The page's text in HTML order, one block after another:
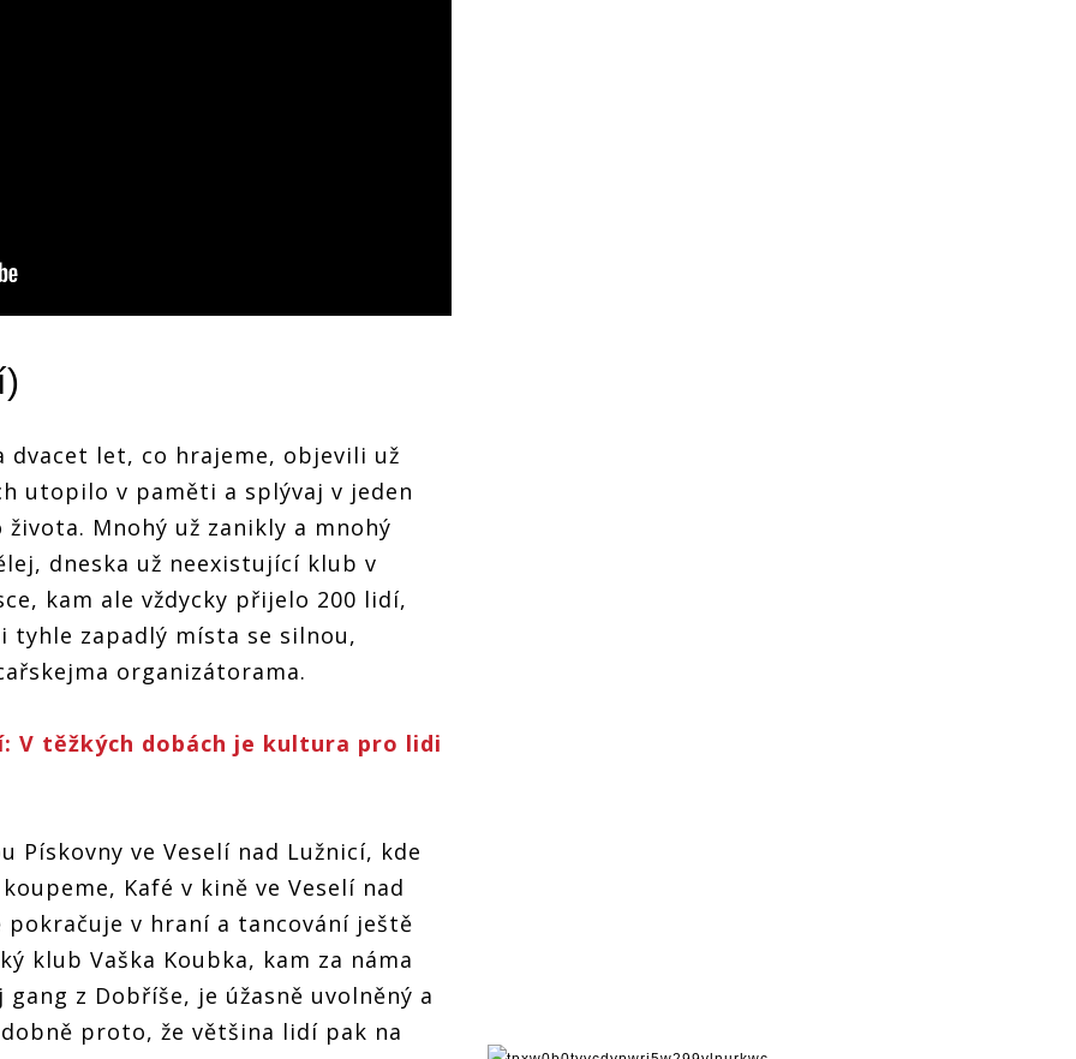
)
dvacet let, co hrajeme, objevili už
utopilo v paměti a splývaj v jeden
Mnohý už zanikly a mnohý
dneska už neexistující klub v
kam ale vždycky přijelo 200 lidí,
tyhle zapadlý místa se silnou,
organizátorama.
V těžkých dobách je kultura pro lidi
Pískovny ve Veselí nad Lužnicí, kde
Kafé v kině ve Veselí nad
pokračuje v hraní a tancování ještě
klub Vaška Koubka, kam za náma
z Dobříše, je úžasně uvolněný a
proto, že většina lidí pak na